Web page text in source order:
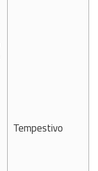
Tempestivo